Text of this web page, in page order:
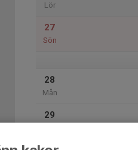
Lör
27
Sön
28
Mån
29